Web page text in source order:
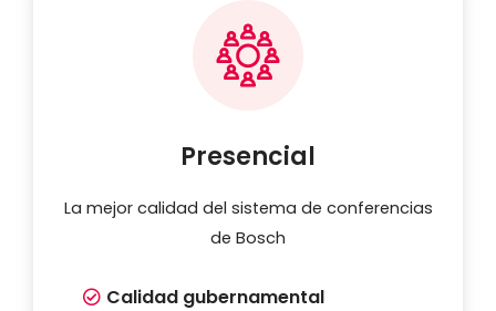
Presencial
La mejor calidad del sistema de conferencias
de Bosch
Calidad gubernamental